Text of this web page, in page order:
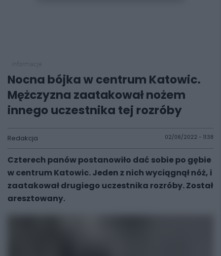
Nocna bójka w centrum Katowic.
Mężczyzna zaatakował nożem
innego uczestnika tej rozróby
Redakcja 02/06/2022 - 11:38
Czterech panów postanowiło dać sobie po gębie
w centrum Katowic. Jeden z nich wyciągnął nóż, i
zaatakował drugiego uczestnika rozróby. Został
aresztowany.